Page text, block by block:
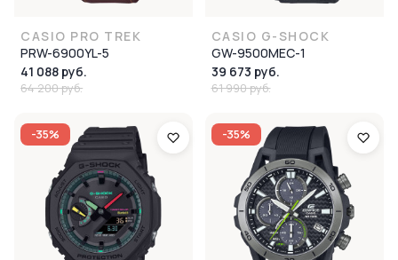
CASIO PRO TREK
PRW-6900YL-5
41 088 руб.
64 200 руб.
CASIO G-SHOCK
GW-9500MEC-1
39 673 руб.
61 990 руб.
-35% -35%